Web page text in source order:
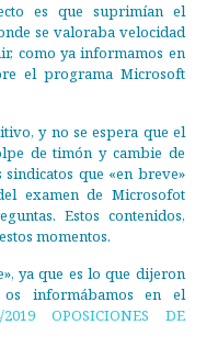
es que suprimían el
se valoraba velocidad
como ya informamos en
el programa Microsoft
y no se espera que el
de timón y cambie de
que «en breve»
examen de Microsofot
Estos contenidos,
momentos.
ya que es lo que dijeron
informábamos en el
OPOSICIONES DE